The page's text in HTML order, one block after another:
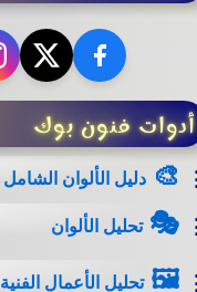
أدوات فنون بوك
🎨دليل الألوان الشامل
🎭تحليل الألوان
🖼️تحليل الأعمال الفنية